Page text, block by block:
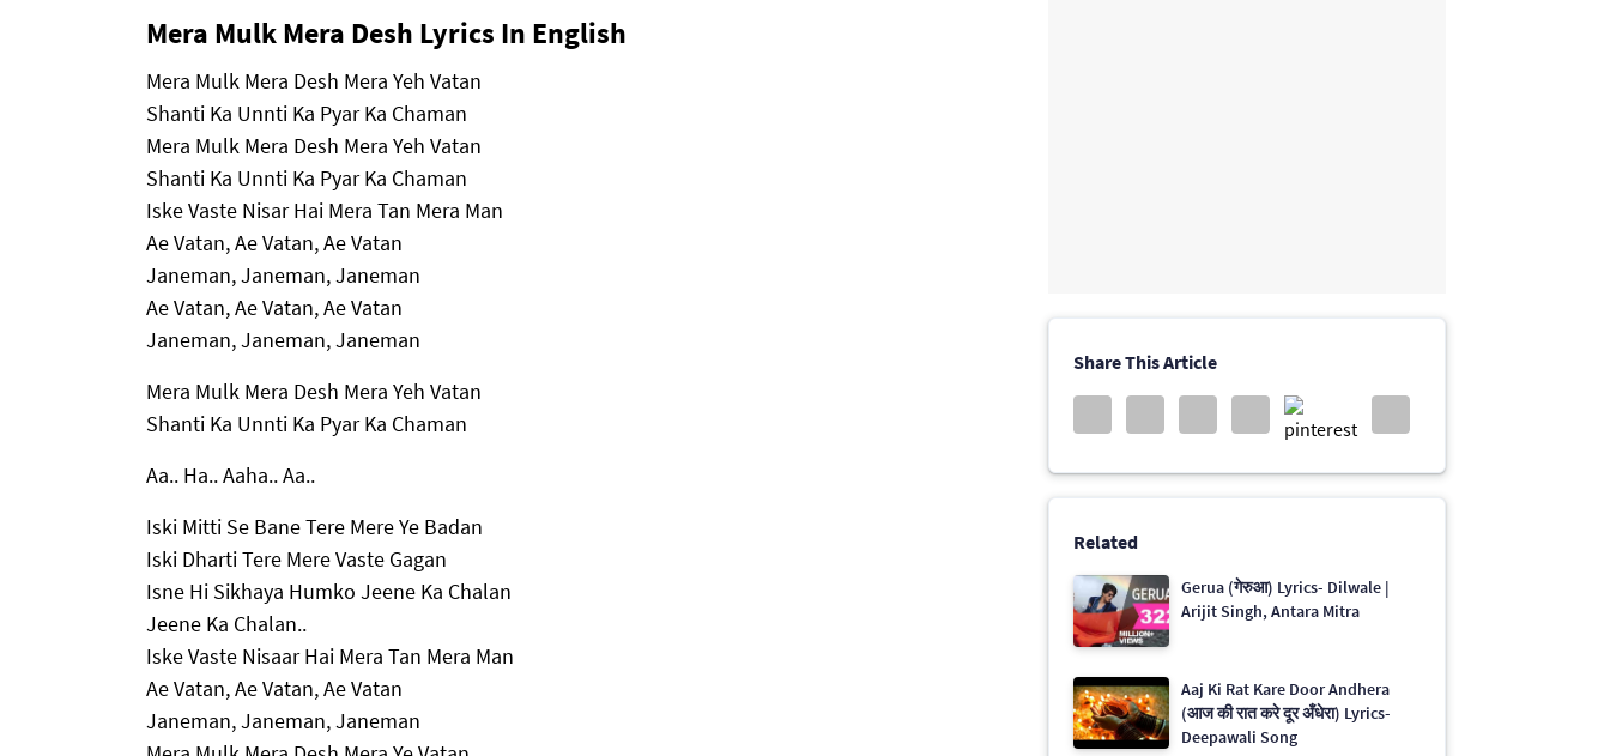
Mera Mulk Mera Desh Lyrics In English
Mera Mulk Mera Desh Mera Yeh Vatan
Shanti Ka Unnti Ka Pyar Ka Chaman
Mera Mulk Mera Desh Mera Yeh Vatan
Shanti Ka Unnti Ka Pyar Ka Chaman
Iske Vaste Nisar Hai Mera Tan Mera Man
Ae Vatan, Ae Vatan, Ae Vatan
Janeman, Janeman, Janeman
Ae Vatan, Ae Vatan, Ae Vatan
Janeman, Janeman, Janeman
Mera Mulk Mera Desh Mera Yeh Vatan
Shanti Ka Unnti Ka Pyar Ka Chaman
Aa.. Ha.. Aaha.. Aa..
Iski Mitti Se Bane Tere Mere Ye Badan
Iski Dharti Tere Mere Vaste Gagan
Isne Hi Sikhaya Humko Jeene Ka Chalan
Jeene Ka Chalan..
Iske Vaste Nisaar Hai Mera Tan Mera Man
Ae Vatan, Ae Vatan, Ae Vatan
Janeman, Janeman, Janeman
Share This Article
Related
Gerua (गेरुआ) Lyrics- Dilwale |
Arijit Singh, Antara Mitra
Aaj Ki Rat Kare Door Andhera
(आज की रात करे दूर अँधेरा) Lyrics-
Deepawali Song